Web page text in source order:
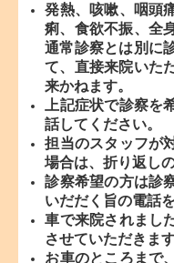
発熱、咳嗽、咽頭
痢、食欲不振、全
通常診察とは別に
て、直接来院いた
来かねます。
上記症状で診察を
話してください。
担当のスタッフが
場合は、折り返し
診察希望の方は診
いだだく旨の電話
車で来院されまし
させていただきます
お車のところまで